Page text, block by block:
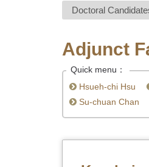
Doctoral
Adjunct
Quick menu：
Hsueh-chi Hsu
Su-chuan Chan